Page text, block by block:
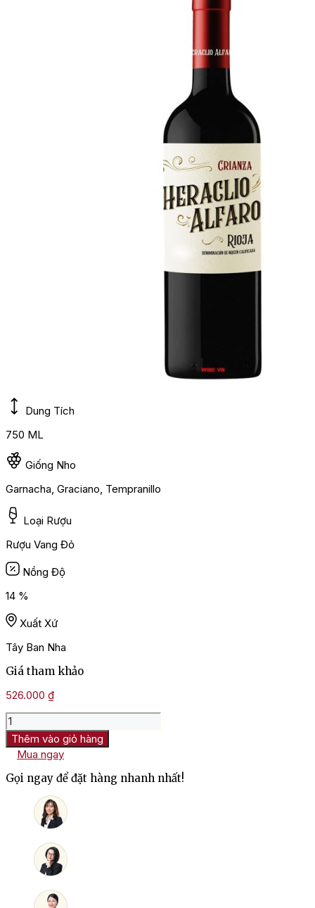
Dung Tích
750 ML
Giống Nho
Garnacha, Graciano, Tempranillo
Loại Rượu
Rượu Vang Đỏ
Nồng Độ
14 %
Xuất Xứ
Tây Ban Nha
Giá tham khảo
526.000 ₫
Rượu
vang
Heraclio
Alfaro
Rioja
số
Thêm vào giỏ hàng
Mua ngay
Gọi ngay để đặt hàng nhanh nhất!